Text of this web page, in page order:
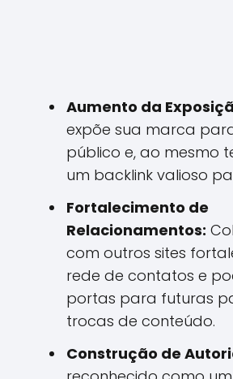
Aumento da
expõe sua marca
público e, ao mesmo
um backlink valioso
Fortalecimento de
Relacionamentos:
com outros sites
rede de contatos e
portas para futuras
trocas de conteúdo.
Construção de